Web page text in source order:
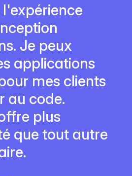
Je peux
applications
mes clients
au code.
plus
que tout autre